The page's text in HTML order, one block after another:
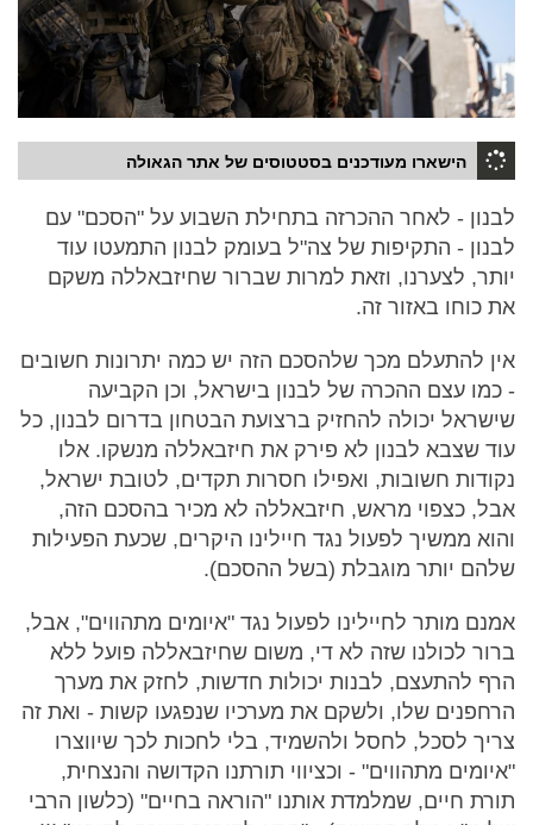
הישארו מעודכנים בסטטוסים של אתר הגאולה
לבנון - לאחר ההכרזה בתחילת השבוע על "הסכם" עם
לבנון - התקיפות של צה"ל בעומק לבנון התמעטו עוד
יותר, לצערנו, וזאת למרות שברור שחיזבאללה משקם
את כוחו באזור זה.
אין להתעלם מכך שלהסכם הזה יש כמה יתרונות חשובים
- כמו עצם ההכרה של לבנון בישראל, וכן הקביעה
שישראל יכולה להחזיק ברצועת הבטחון בדרום לבנון, כל
עוד שצבא לבנון לא פירק את חיזבאללה מנשקו. אלו
נקודות חשובות, ואפילו חסרות תקדים, לטובת ישראל,
אבל, כצפוי מראש, חיזבאללה לא מכיר בהסכם הזה,
והוא ממשיך לפעול נגד חיילינו היקרים, שכעת הפעילות
שלהם יותר מוגבלת (בשל ההסכם).
אמנם מותר לחיילינו לפעול נגד "איומים מתהווים", אבל,
ברור לכולנו שזה לא די, משום שחיזבאללה פועל ללא
הרף להתעצם, לבנות יכולות חדשות, לחזק את מערך
הרחפנים שלו, ולשקם את מערכיו שנפגעו קשות - ואת זה
צריך לסכל, לחסל ולהשמיד, בלי לחכות לכך שיווצרו
"איומים מתהווים" - וכציווי תורתנו הקדושה והנצחית,
תורת חיים, שמלמדת אותנו "הוראה בחיים" (כלשון הרבי